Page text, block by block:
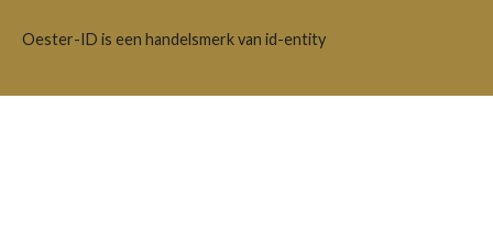
Oester-ID is een handelsmerk van id-entity